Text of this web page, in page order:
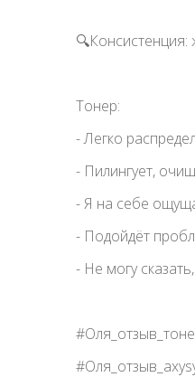
🔍Консистенция:
Тонер:
- Легко
- Пилингует,
- Я на себе
- Подойдёт
- Не могу